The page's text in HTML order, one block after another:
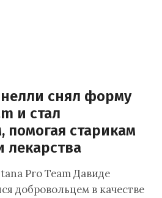
снял форму
и стал
помогая старикам
лекарства
Pro Team Давиде
добровольцем в качестве